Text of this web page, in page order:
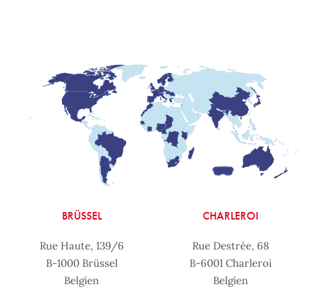
BRÜSSEL
Rue Haute, 139/6
B-1000 Brüssel
Belgien
CHARLEROI
Rue Destrée, 68
B-6001 Charleroi
Belgien